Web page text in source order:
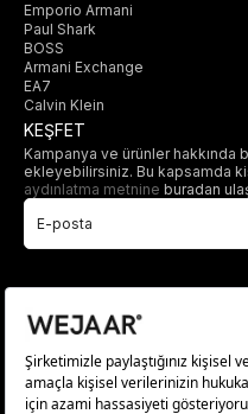
Emporio Armani
Paul Shark
BOSS
Armani Exchange
EA7
Calvin Klein
KEŞFET
Kampanya ve ürünler
ekleyebilirsiniz. Bu kapsamda
aydınlatma metnine buradan
© 2025